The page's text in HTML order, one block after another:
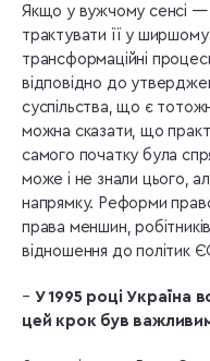
Якщо у вужчому сенсі
трактувати її у ширшому
трансформаційні
відповідно до
суспільства, що є
можна сказати, що
самого початку була
може і не знали цього,
напрямку. Реформи
права меншин,
відношення до політик
– У 1995 році Україна
цей крок був